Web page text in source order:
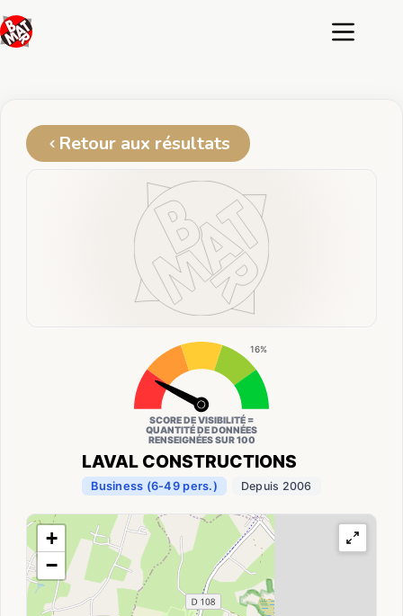
au
contenu
Retour aux résultats
LAVAL CONSTRUCTIONS
Business (6-49 pers.) Depuis 2006
16%
SCORE DE VISIBILITÉ =
QUANTITÉ DE DONNÉES
RENSEIGNÉES SUR 100
+
−